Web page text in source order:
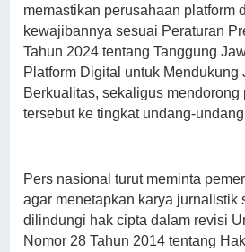
memastikan perusahaan platform
kewajibannya sesuai Peraturan
Tahun 2024 tentang Tanggung
Platform Digital untuk Mendukung
Berkualitas, sekaligus
tersebut ke tingkat undang-
Pers nasional turut meminta
agar menetapkan karya jurnalistik
dilindungi hak cipta dalam revisi
Nomor 28 Tahun 2014 tentang